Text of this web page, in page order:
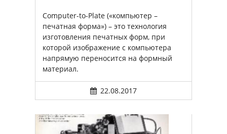
Computer-to-Plate («компьютер –
печатная форма») – это технология
изготовления печатных форм, при
которой изображение с компьютера
напрямую переносится на формный
материал.
22.08.2017